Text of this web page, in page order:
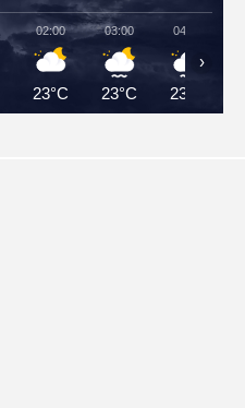
02:00
23°C
03:00
23°C
04:00
23°C
›